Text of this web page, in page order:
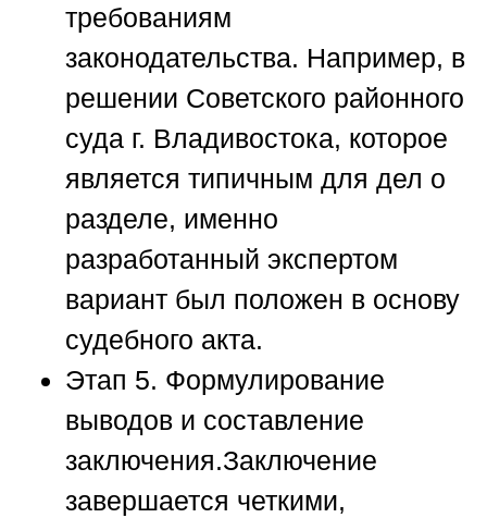
требованиям
законодательства. Например, в
решении Советского районного
суда г. Владивостока, которое
является типичным для дел о
разделе, именно
разработанный экспертом
вариант был положен в основу
судебного акта.
Этап 5. Формулирование
выводов и составление
заключения.Заключение
завершается четкими,